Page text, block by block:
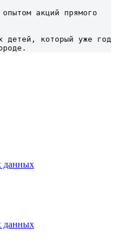
акций прямого
детей, который уже год
данных
данных